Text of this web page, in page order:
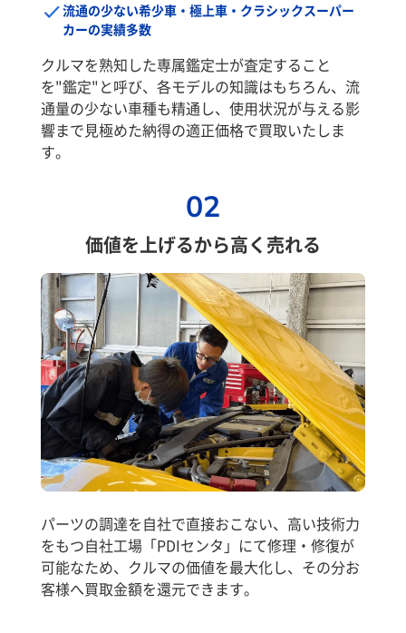
流通の少ない希少車・極上車・クラシックスーパー
カーの実績多数
クルマを熟知した専属鑑定士が査定すること
を"鑑定"と呼び、各モデルの知識はもちろん、流
通量の少ない車種も精通し、使用状況が与える影
響まで見極めた納得の適正価格で買取いたしま
す。
02
価値を上げるから高く売れる
パーツの調達を自社で直接おこない、高い技術力
をもつ自社工場「PDIセンタ」にて修理・修復が
可能なため、クルマの価値を最大化し、その分お
客様へ買取金額を還元できます。